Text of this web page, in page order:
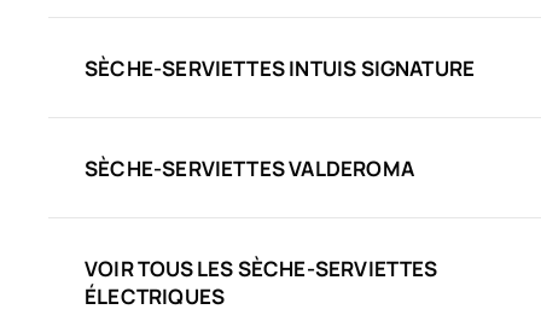
SÈCHE-SERVIETTES INTUIS SIGNATURE
SÈCHE-SERVIETTES VALDEROMA
VOIR TOUS LES SÈCHE-SERVIETTES
ÉLECTRIQUES